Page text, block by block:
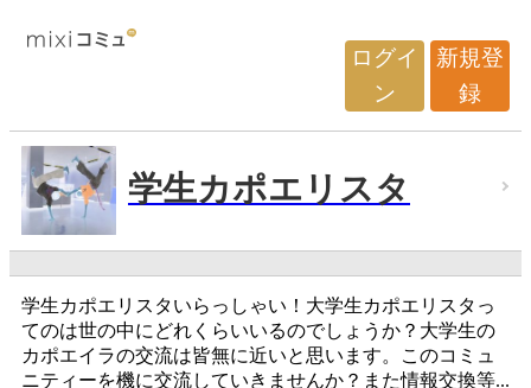
ログイ
ン
新規登
録
学生カポエリスタ
学生カポエリスタいらっしゃい！大学生カポエリスタっ
てのは世の中にどれくらいいるのでしょうか？大学生の
カポエイラの交流は皆無に近いと思います。このコミュ
ニティーを機に交流していきませんか？また情報交換等...